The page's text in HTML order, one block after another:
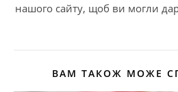
нашого сайту, щоб ви могли
ВАМ ТАКОЖ МОЖЕ